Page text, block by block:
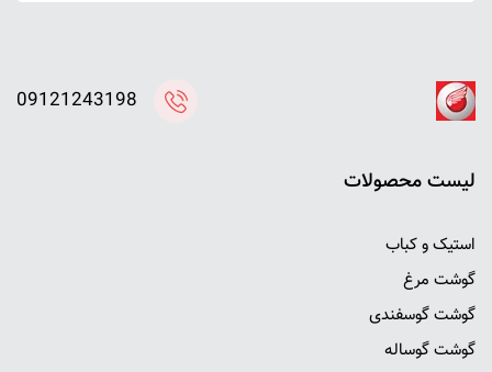
ليست محصولات
استیک و کباب
گوشت مرغ
گوشت گوسفندی
گوشت گوساله